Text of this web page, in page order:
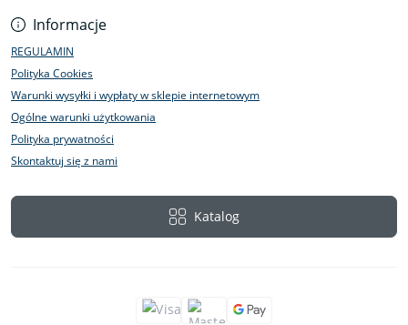
Informacje
REGULAMIN
Polityka Cookies
Warunki wysyłki i wypłaty w sklepie internetowym
Ogólne warunki użytkowania
Polityka prywatności
Skontaktuj się z nami
Katalog